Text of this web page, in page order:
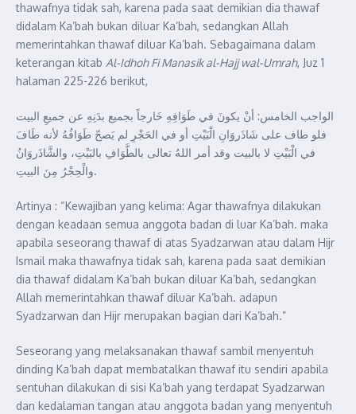
thawafnya tidak sah, karena pada saat demikian dia thawaf
didalam Ka’bah bukan diluar Ka’bah, sedangkan Allah
memerintahkan thawaf diluar Ka’bah. Sebagaimana dalam
keterangan kitab Al-Idhoh Fi Manasik al-Hajj wal-Umrah, Juz 1
halaman 225-226 berikut,
الواجب الخامس: أنْ يكونَ في طَوَافِهِ خَارجاً بجميع بدَنِهِ عن جميعِ البيت
فلو طاف على شَاذَروَانِ الْبَيْتِ أو في الحَجْرِ لم يَصحّ طَوَافُهُ لأنه طَافَ
في الْبَيْتِ لا بالبيت وقد أمر اللهُ تعالى بالطَّوَافِ بالبَيْتِ، والشَّاذَروَانُ
والْحِجْرُ مِنَ البيتِ.
Artinya : “Kewajiban yang kelima: Agar thawafnya dilakukan
dengan keadaan semua anggota badan di luar Ka’bah. maka
apabila seseorang thawaf di atas Syadzarwan atau dalam Hijr
Ismail maka thawafnya tidak sah, karena pada saat demikian
dia thawaf didalam Ka’bah bukan diluar Ka’bah, sedangkan
Allah memerintahkan thawaf diluar Ka’bah. adapun
Syadzarwan dan Hijr merupakan bagian dari Ka’bah.”
Seseorang yang melaksanakan thawaf sambil menyentuh
dinding Ka’bah dapat membatalkan thawaf itu sendiri apabila
sentuhan dilakukan di sisi Ka’bah yang terdapat Syadzarwan
dan kedalaman tangan atau anggota badan yang menyentuh